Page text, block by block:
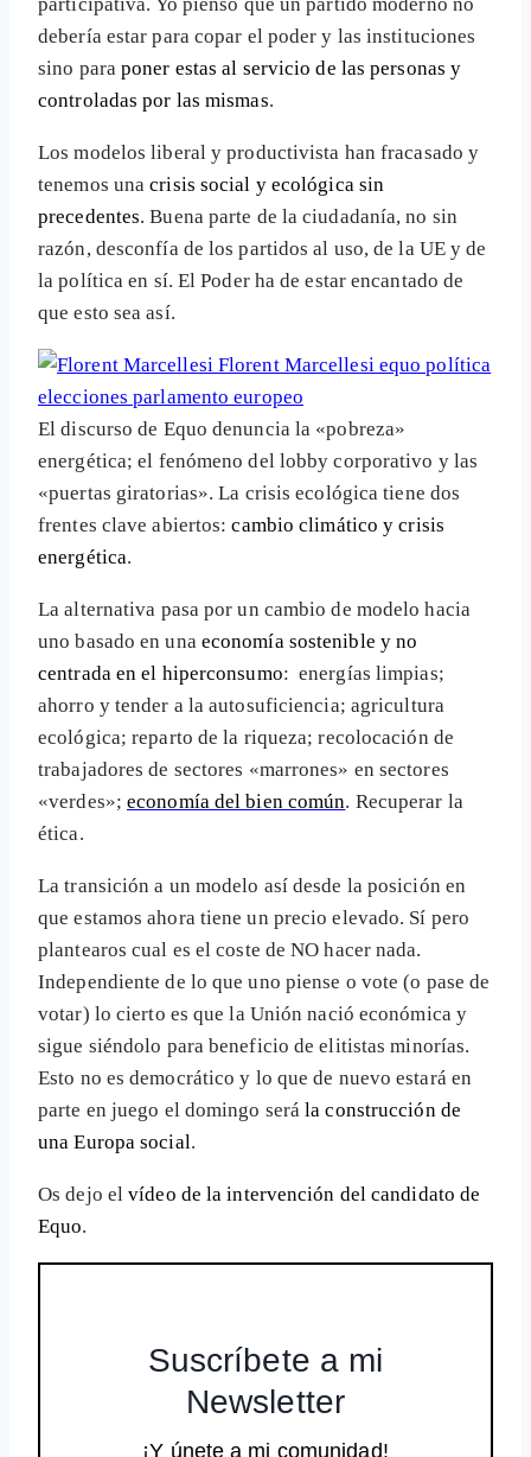
debería estar para copar el poder y las instituciones
sino paraponer estas al servicio de las personas y
controladas por las mismas.
Los modelos liberal y productivista han fracasado y
tenemos unacrisis social y ecológica sin
precedentes. Buena parte de la ciudadanía, no sin
razón, desconfía de los partidos al uso, de la UE y de
la política en sí. El Poder ha de estar encantado de
que esto sea así.
El discurso de Equo denuncia la «pobreza»
energética; el fenómeno del lobby corporativo y las
«puertas giratorias». La crisis ecológica tiene dos
frentes clave abiertos:cambio climático y crisis
energética.
La alternativa pasa por un cambio de modelo hacia
uno basado en una economía sostenible y no
centrada en el hiperconsumo: energías limpias;
ahorro y tender a la autosuficiencia; agricultura
ecológica; reparto de la riqueza; recolocación de
trabajadores de sectores «marrones» en sectores
«verdes»;economía del bien común. Recuperar la
ética.
La transición a un modelo así desde la posición en
que estamos ahora tiene un precio elevado. Sí pero
plantearos cual es el coste de NO hacer nada.
Independiente de lo que uno piense o vote (o pase de
votar) lo cierto es que la Unión nació económica y
sigue siéndolo para beneficio de elitistas minorías.
Esto no es democrático y lo que de nuevo estará en
parte en juego el domingo serála construcción de
una Europa social.
Os dejo elvídeo de la intervención del candidato de
Equo.
Suscríbete a mi
Newsletter
¡Y únete a mi comunidad!